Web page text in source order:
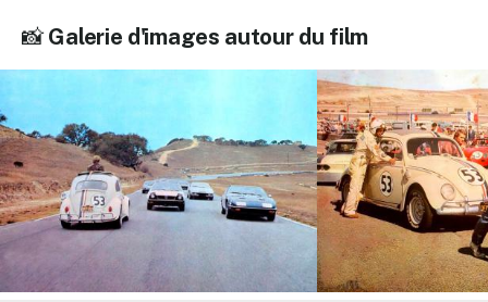
📸Galerie d'images autour du film